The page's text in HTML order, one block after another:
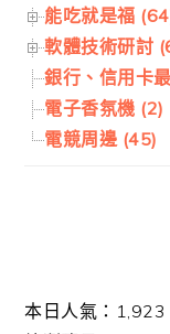
能吃就是福
軟體技術研討
銀行、信用卡
電子香氛機 (2)
電競周邊 (45)
本日人氣：1,923